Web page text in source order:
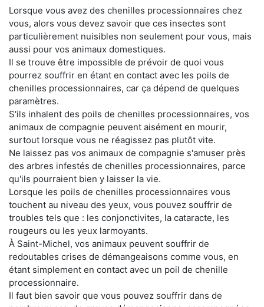
Lorsque vous avez des chenilles processionnaires chez
vous, alors vous devez savoir que ces insectes sont
particulièrement nuisibles non seulement pour vous, mais
aussi pour vos animaux domestiques.
Il se trouve être impossible de prévoir de quoi vous
pourrez souffrir en étant en contact avec les poils de
chenilles processionnaires, car ça dépend de quelques
paramètres.
S'ils inhalent des poils de chenilles processionnaires, vos
animaux de compagnie peuvent aisément en mourir,
surtout lorsque vous ne réagissez pas plutôt vite.
Ne laissez pas vos animaux de compagnie s'amuser près
des arbres infestés de chenilles processionnaires, parce
qu'ils pourraient bien y laisser la vie.
Lorsque les poils de chenilles processionnaires vous
touchent au niveau des yeux, vous pouvez souffrir de
troubles tels que : les conjonctivites, la cataracte, les
rougeurs ou les yeux larmoyants.
À Saint-Michel, vos animaux peuvent souffrir de
redoutables crises de démangeaisons comme vous, en
étant simplement en contact avec un poil de chenille
processionnaire.
Il faut bien savoir que vous pouvez souffrir dans de